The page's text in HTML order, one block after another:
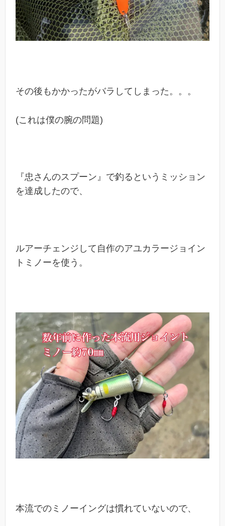
その後もかかったがバラしてしまった。。。
(これは僕の腕の問題)
『忠さんのスプーン』で釣るというミッション
を達成したので、
ルアーチェンジして自作のアユカラージョイン
トミノーを使う。
本流でのミノーイングは慣れていないので、